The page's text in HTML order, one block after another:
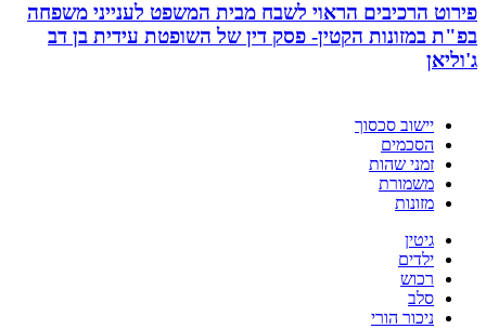
פירוט הרכיבים הראוי לשבח מבית המשפט לענייני משפחה
בפ"ת במזונות הקטין- פסק דין של השופטת עידית בן דב
ג'וליאן
יישוב סכסוך
הסכמים
זמני שהות
משמורת
מזונות
גיטין
ילדים
רכוש
סלב
ניכור הורי